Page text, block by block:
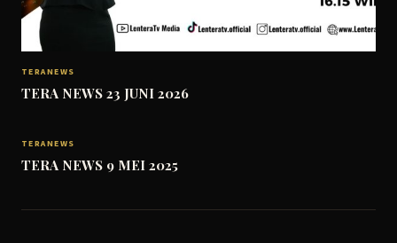
TERANEWS
TERA NEWS 23 JUNI 2026
TERANEWS
TERA NEWS 9 MEI 2025